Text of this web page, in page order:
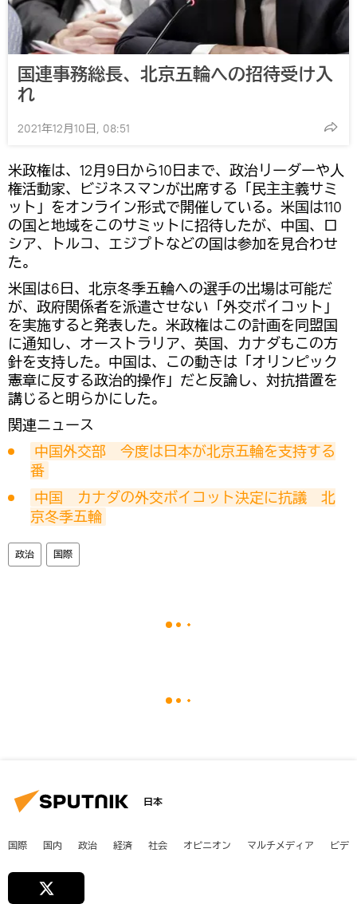
国連事務総長、北京五輪への招待受け入
れ
2021年12月10日, 08:51
米政権は、12月9日から10日まで、政治リーダーや人
権活動家、ビジネスマンが出席する「民主主義サミ
ット」をオンライン形式で開催している。米国は110
の国と地域をこのサミットに招待したが、中国、ロ
シア、トルコ、エジプトなどの国は参加を見合わせ
た。
米国は6日、北京冬季五輪への選手の出場は可能だ
が、政府関係者を派遣させない「外交ボイコット」
を実施すると発表した。米政権はこの計画を同盟国
に通知し、オーストラリア、英国、カナダもこの方
針を支持した。中国は、この動きは「オリンピック
憲章に反する政治的操作」だと反論し、対抗措置を
講じると明らかにした。
関連ニュース
中国外交部　今度は日本が北京五輪を支持する
番
中国　カナダの外交ボイコット決定に抗議　北
京冬季五輪
政治 国際
日本
国際 国内 政治 経済 社会 オピニオン マルチメディア ビデ